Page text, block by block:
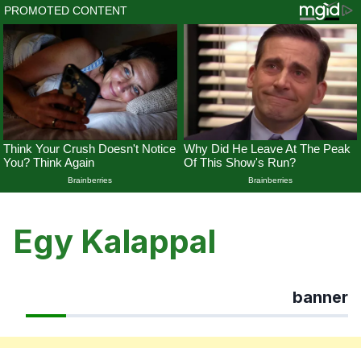
content
Egy Kalappal
banner